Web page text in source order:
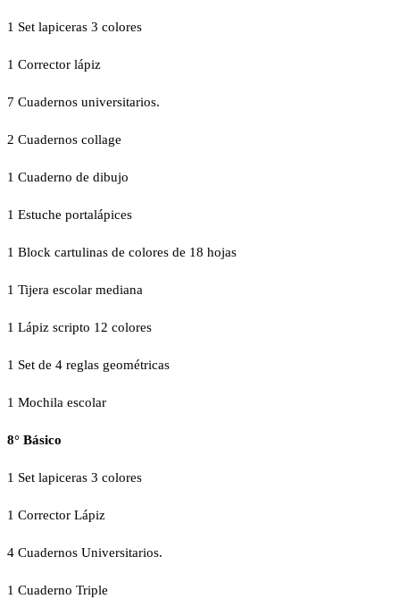
1 Set lapiceras 3 colores
1 Corrector lápiz
7 Cuadernos universitarios.
2 Cuadernos collage
1 Cuaderno de dibujo
1 Estuche portalápices
1 Block cartulinas de colores de 18 hojas
1 Tijera escolar mediana
1 Lápiz scripto 12 colores
1 Set de 4 reglas geométricas
1 Mochila escolar
8° Básico
1 Set lapiceras 3 colores
1 Corrector Lápiz
4 Cuadernos Universitarios.
1 Cuaderno Triple